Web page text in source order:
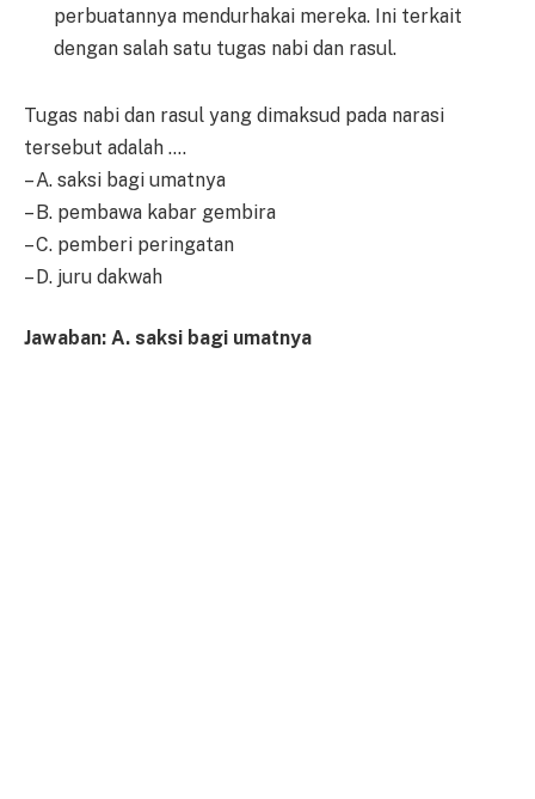
perbuatannya mendurhakai mereka. Ini terkait
dengan salah satu tugas nabi dan rasul.
Tugas nabi dan rasul yang dimaksud pada narasi
tersebut adalah ….
– A. saksi bagi umatnya
– B. pembawa kabar gembira
– C. pemberi peringatan
– D. juru dakwah
Jawaban: A. saksi bagi umatnya